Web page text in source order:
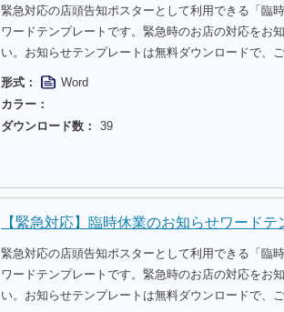
緊急対応の店頭告知ポスターとして利用できる「臨
ワードテンプレートです。緊急時のお店の対応をお
い。お知らせテンプレートは無料ダウンロードで、
形式：
Word
カラー：
ダウンロード数：
39
【緊急対応】臨時休業のお知らせワードテ
緊急対応の店頭告知ポスターとして利用できる「臨
ワードテンプレートです。緊急時のお店の対応をお
い。お知らせテンプレートは無料ダウンロードで、